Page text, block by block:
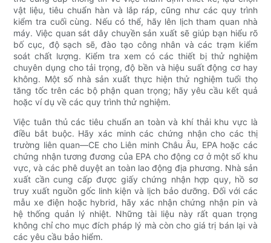
vật liệu, tiêu chuẩn hàn và lắp ráp, cũng như các quy trình
kiểm tra cuối cùng. Nếu có thể, hãy lên lịch tham quan nhà
máy. Việc quan sát dây chuyền sản xuất sẽ giúp bạn hiểu rõ
bố cục, độ sạch sẽ, đào tạo công nhân và các trạm kiểm
soát chất lượng. Kiểm tra xem có các thiết bị thử nghiệm
chuyên dụng cho tải trọng, độ bền và hiệu suất động cơ hay
không. Một số nhà sản xuất thực hiện thử nghiệm tuổi thọ
tăng tốc trên các bộ phận quan trọng; hãy yêu cầu kết quả
hoặc ví dụ về các quy trình thử nghiệm.
Việc tuân thủ các tiêu chuẩn an toàn và khí thải khu vực là
điều bắt buộc. Hãy xác minh các chứng nhận cho các thị
trường liên quan—CE cho Liên minh Châu Âu, EPA hoặc các
chứng nhận tương đương của EPA cho động cơ ở một số khu
vực, và các phê duyệt an toàn lao động địa phương. Nhà sản
xuất cần cung cấp được giấy chứng nhận hợp quy, hồ sơ
truy xuất nguồn gốc linh kiện và lịch bảo dưỡng. Đối với các
mẫu xe điện hoặc hybrid, hãy xác nhận chứng nhận pin và
hệ thống quản lý nhiệt. Những tài liệu này rất quan trọng
không chỉ cho mục đích pháp lý mà còn cho giá trị bán lại và
các yêu cầu bảo hiểm.